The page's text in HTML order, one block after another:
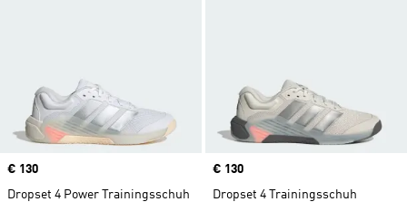
Price
€ 130
Dropset 4 Power Trainingsschuh
Price
€ 130
Dropset 4 Trainingsschuh